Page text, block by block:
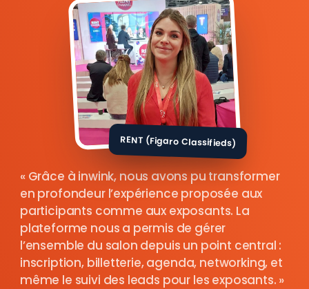
RENT (Figaro Classifieds)
Grâce à inwink, nous avons pu transformer
en profondeur l’expérience proposée aux
participants comme aux exposants. La
plateforme nous a permis de gérer
l’ensemble du salon depuis un point central :
inscription, billetterie, agenda, networking, et
même le suivi des leads pour les exposants.